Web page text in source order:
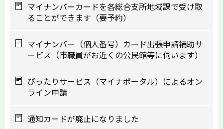
マイナンバーカードを各総合支所地域課で受け取
ることができます（要予約）
マイナンバー（個人番号）カード出張申請補助サ
ービス（市職員がお近くの公民館等に伺います）
ぴったりサービス（マイナポータル）によるオン
ライン申請
通知カードが廃止になりました